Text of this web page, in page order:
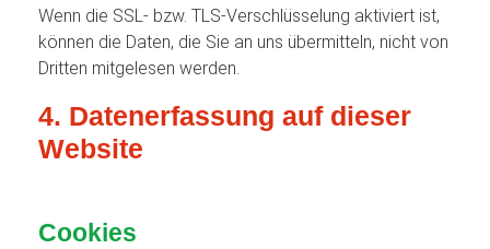
Wenn die SSL- bzw. TLS-Verschlüsselung aktiviert ist,
können die Daten, die Sie an uns übermitteln, nicht von
Dritten mitgelesen werden.
4. Datenerfassung auf dieser
Website
Cookies